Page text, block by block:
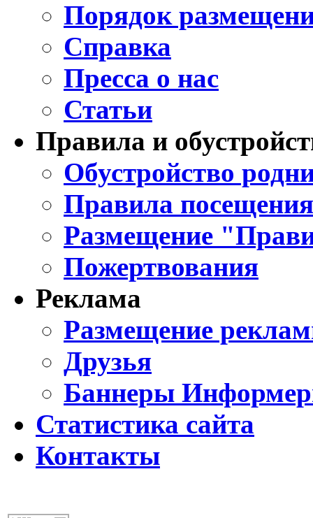
Порядок
Справка
Пресса о нас
Статьи
Правила и
Обустройство
Правила
Размещение
Пожертвования
Реклама
Размещение
Друзья
Баннеры
Статистика сайта
Контакты